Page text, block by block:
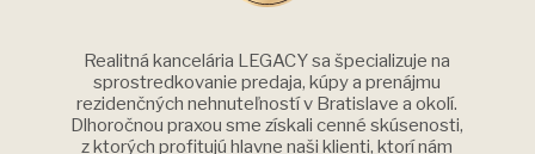
Realitná kancelária LEGACY sa špecializuje na
sprostredkovanie predaja, kúpy a prenájmu
rezidenčných nehnuteľností v Bratislave a okolí.
Dlhoročnou praxou sme získali cenné skúsenosti,
z ktorých profitujú hlavne naši klienti, ktorí nám